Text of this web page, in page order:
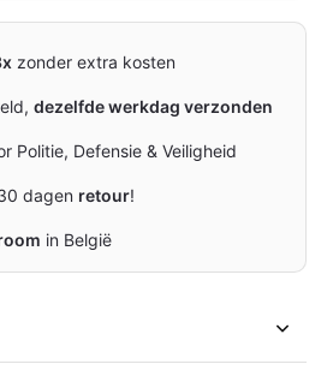
zonder extra kosten
dezelfde werkdag verzonden
Politie, Defensie & Veiligheid
dagen retour!
in België